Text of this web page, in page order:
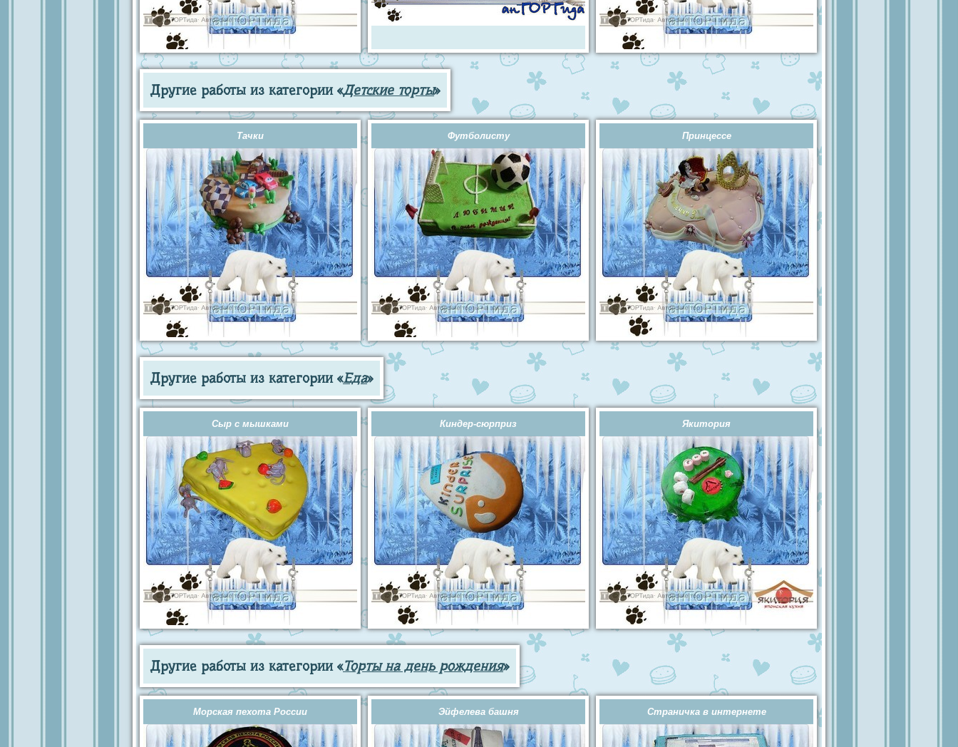
Другие работы из категории «Детские торты»
Тачки Футболисту Принцессе
Другие работы из категории «Еда»
Сыр с мышками Киндер-сюрприз Якитория
Другие работы из категории «Торты на день рождения»
Морская пехота России Эйфелева башня Страничка в интернете